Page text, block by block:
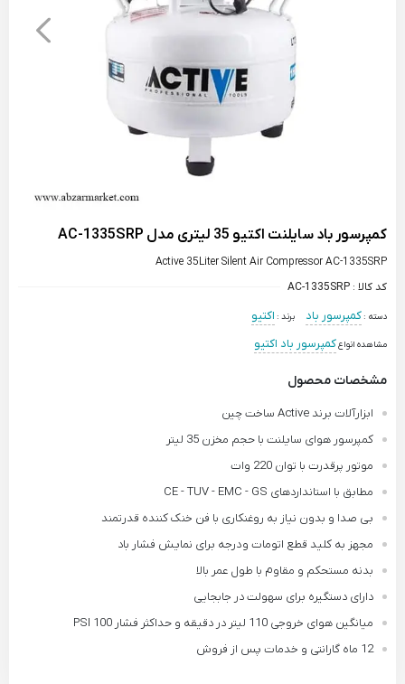
کمپرسور باد سایلنت اکتیو 35 لیتری مدل AC-1335SRP
Active 35Liter Silent Air Compressor AC-1335SRP
کد کالا :AC-1335SRP
دسته :کمپرسور باد برند : اکتیو
مشاهده انواعکمپرسور باد اکتیو
مشخصات محصول
ابزارآلات برند Active ساخت چین
کمپرسور هوای سایلنت با حجم مخزن 35 لیتر
موتور پرقدرت با توان 220 وات
مطابق با استانداردهای CE - TUV - EMC - GS
بی صدا و بدون نیاز به روغنکاری با فن خنک کننده قدرتمند
مجهز به کلید قطع اتومات و درجه برای نمایش فشار باد
بدنه مستحکم و مقاوم با طول عمر بالا
دارای دستگیره برای سهولت در جابجایی
میانگین هوای خروجی 110 لیتر در دقیقه و حداکثر فشار 100 PSI
12 ماه گارانتی و خدمات پس از فروش